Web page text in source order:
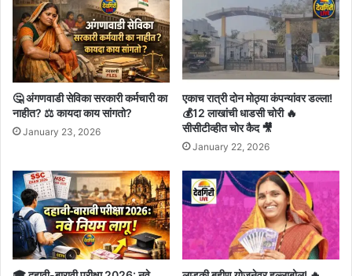
🤔 अंगणवाडी सेविका सरकारी कर्मचारी का
नाहीत? ⚖️ कायदा काय सांगतो?
January 23, 2026
एकाच रात्री दोन मोठ्या कंपन्यांवर डल्ला!
💰12 लाखांची धाडसी चोरी 🔥
सीसीटीव्हीत चोर कैद 🎥
January 22, 2026